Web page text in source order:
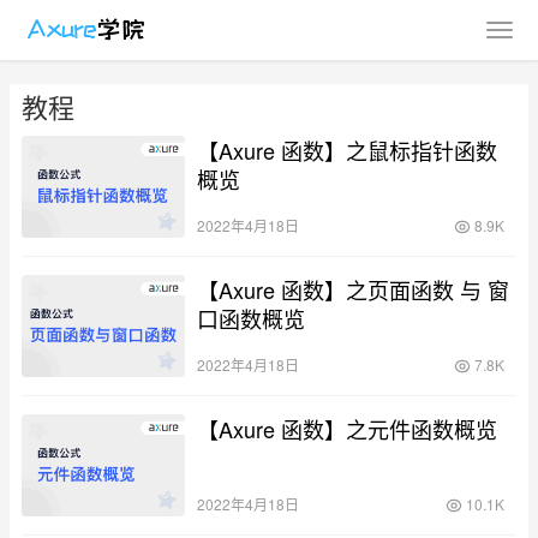
教程
【Axure 函数】之鼠标指针函数
概览
2022年4月18日 8.9K
【Axure 函数】之页面函数 与 窗
口函数概览
2022年4月18日 7.8K
【Axure 函数】之元件函数概览
2022年4月18日 10.1K